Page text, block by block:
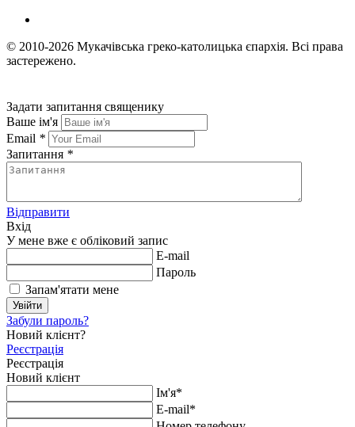
© 2010-2026 Мукачівська греко-католицька єпархія. Всі права
застережено.
Задати запитання священику
Ваше ім'я
Email *
Запитання *
Відправити
Вхід
У мене вже є обліковий запис
E-mail
Пароль
Запам'ятати мене
Увійти
Забули пароль?
Новий клієнт?
Реєстрація
Реєстрація
Новий клієнт
Ім'я*
E-mail*